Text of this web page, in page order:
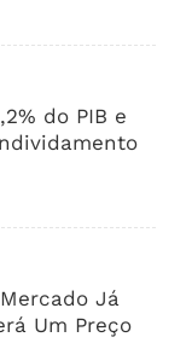
do PIB e
Já
Um Preço